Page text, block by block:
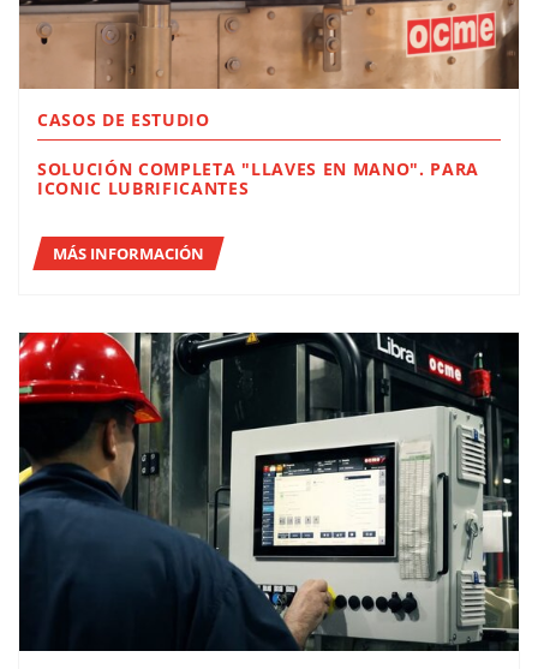
CASOS DE ESTUDIO
SOLUCIÓN COMPLETA "LLAVES EN MANO". PARA
ICONIC LUBRIFICANTES
MÁS INFORMACIÓN